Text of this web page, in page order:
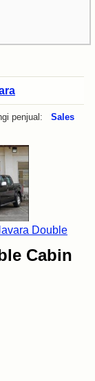
penjual: Sales
Cabin